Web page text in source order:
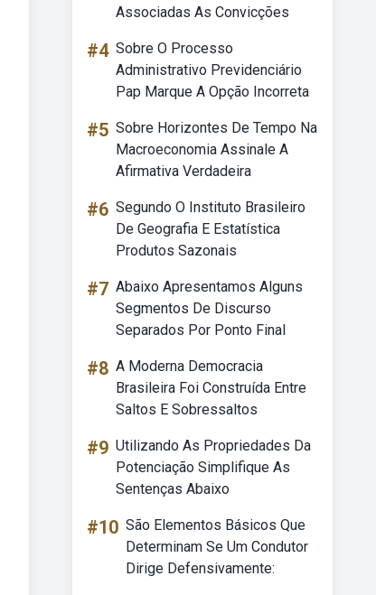
Associadas As Convicções
#4 Sobre O Processo
Administrativo Previdenciário
Pap Marque A Opção Incorreta
#5 Sobre Horizontes De Tempo Na
Macroeconomia Assinale A
Afirmativa Verdadeira
#6 Segundo O Instituto Brasileiro
De Geografia E Estatística
Produtos Sazonais
#7 Abaixo Apresentamos Alguns
Segmentos De Discurso
Separados Por Ponto Final
#8 A Moderna Democracia
Brasileira Foi Construída Entre
Saltos E Sobressaltos
#9 Utilizando As Propriedades Da
Potenciação Simplifique As
Sentenças Abaixo
#10 São Elementos Básicos Que
Determinam Se Um Condutor
Dirige Defensivamente: